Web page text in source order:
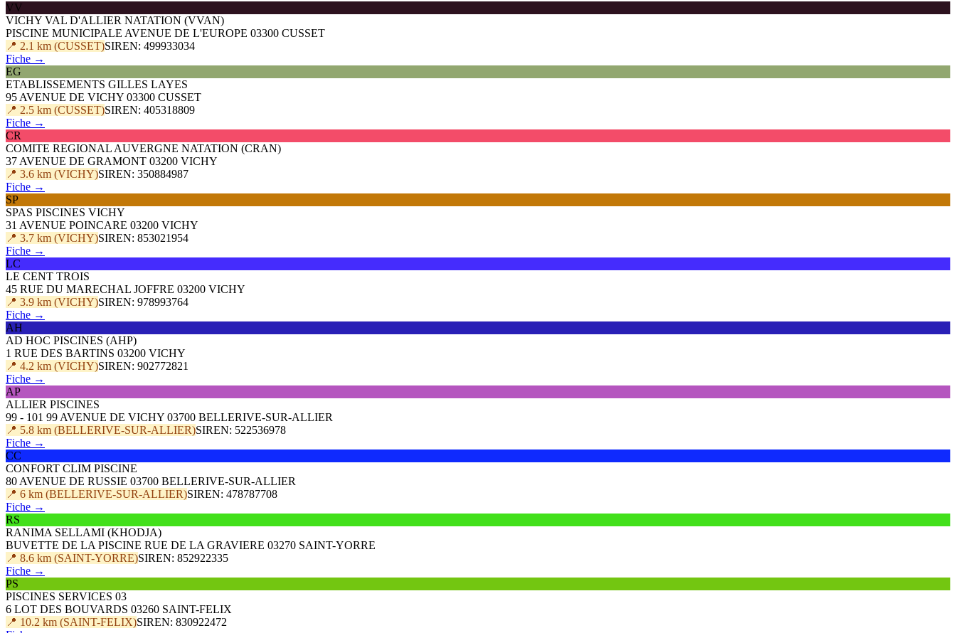
VV
VICHY VAL D'ALLIER NATATION (VVAN)
PISCINE MUNICIPALE AVENUE DE L'EUROPE 03300 CUSSET
📍 2.1 km (CUSSET)SIREN: 499933034
Fiche →
EG
ETABLISSEMENTS GILLES LAYES
95 AVENUE DE VICHY 03300 CUSSET
📍 2.5 km (CUSSET)SIREN: 405318809
Fiche →
CR
COMITE REGIONAL AUVERGNE NATATION (CRAN)
37 AVENUE DE GRAMONT 03200 VICHY
📍 3.6 km (VICHY)SIREN: 350884987
Fiche →
SP
SPAS PISCINES VICHY
31 AVENUE POINCARE 03200 VICHY
📍 3.7 km (VICHY)SIREN: 853021954
Fiche →
LC
LE CENT TROIS
45 RUE DU MARECHAL JOFFRE 03200 VICHY
📍 3.9 km (VICHY)SIREN: 978993764
Fiche →
AH
AD HOC PISCINES (AHP)
1 RUE DES BARTINS 03200 VICHY
📍 4.2 km (VICHY)SIREN: 902772821
Fiche →
AP
ALLIER PISCINES
99 - 101 99 AVENUE DE VICHY 03700 BELLERIVE-SUR-ALLIER
📍 5.8 km (BELLERIVE-SUR-ALLIER)SIREN: 522536978
Fiche →
CC
CONFORT CLIM PISCINE
80 AVENUE DE RUSSIE 03700 BELLERIVE-SUR-ALLIER
📍 6 km (BELLERIVE-SUR-ALLIER)SIREN: 478787708
Fiche →
RS
RANIMA SELLAMI (KHODJA)
BUVETTE DE LA PISCINE RUE DE LA GRAVIERE 03270 SAINT-YORRE
📍 8.6 km (SAINT-YORRE)SIREN: 852922335
Fiche →
PS
PISCINES SERVICES 03
6 LOT DES BOUVARDS 03260 SAINT-FELIX
📍 10.2 km (SAINT-FELIX)SIREN: 830922472